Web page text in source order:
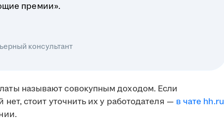
премии».
консультант
называют совокупным доходом. Если
стоит уточнить их у работодателя — в чате hh.ru